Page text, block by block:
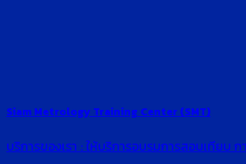
Siam Metrology Training Center (SMT)
บริการของเรา : ให้บริการอบรมการสอบเทียบ